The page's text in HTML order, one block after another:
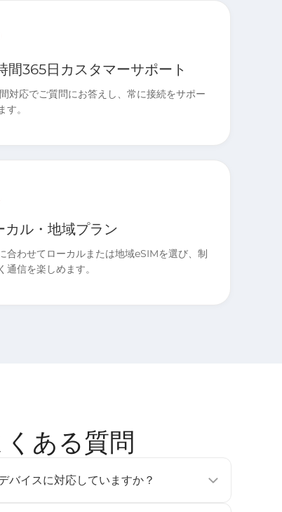
間365日カスタマーサポート
対応でご質問にお答えし、常に接続をサポー
す。
カル・地域プラン
合わせてローカルまたは地域eSIMを選び、制
通信を楽しめます。
ある質問
イスに対応していますか？